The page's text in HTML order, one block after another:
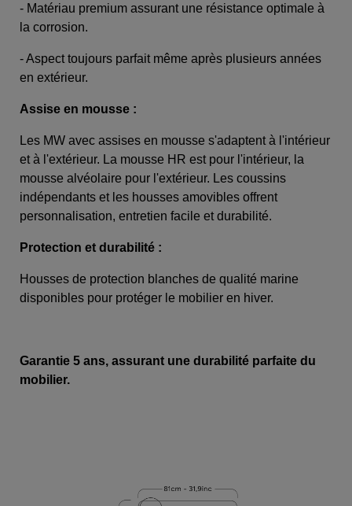
- Matériau premium assurant une résistance optimale à
la corrosion.
- Aspect toujours parfait même après plusieurs années
en extérieur.
Assise en mousse :
Les MW avec assises en mousse s'adaptent à l'intérieur
et à l'extérieur. La mousse HR est pour l'intérieur, la
mousse alvéolaire pour l'extérieur. Les coussins
indépendants et les housses amovibles offrent
personnalisation, entretien facile et durabilité.
Protection et durabilité :
Housses de protection blanches de qualité marine
disponibles pour protéger le mobilier en hiver.
Garantie 5 ans, assurant une durabilité parfaite du
mobilier.